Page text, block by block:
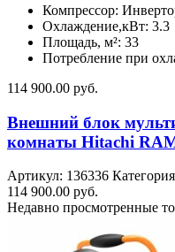
Компрессор:
Охлаждение,кВт: 3.3
Площадь, м²: 33
Потребление при
114 900.00 руб.
Внешний блок
комнаты Hitachi
Артикул: 136336
114 900.00 руб.
Недавно просмотренные